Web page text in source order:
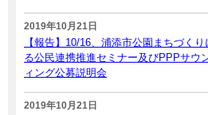
2019年10月21日
【報告】10/16、浦添市公園まちづくり
る公民連携推進セミナー及びPPPサウ
ィング公募説明会
2019年10月21日